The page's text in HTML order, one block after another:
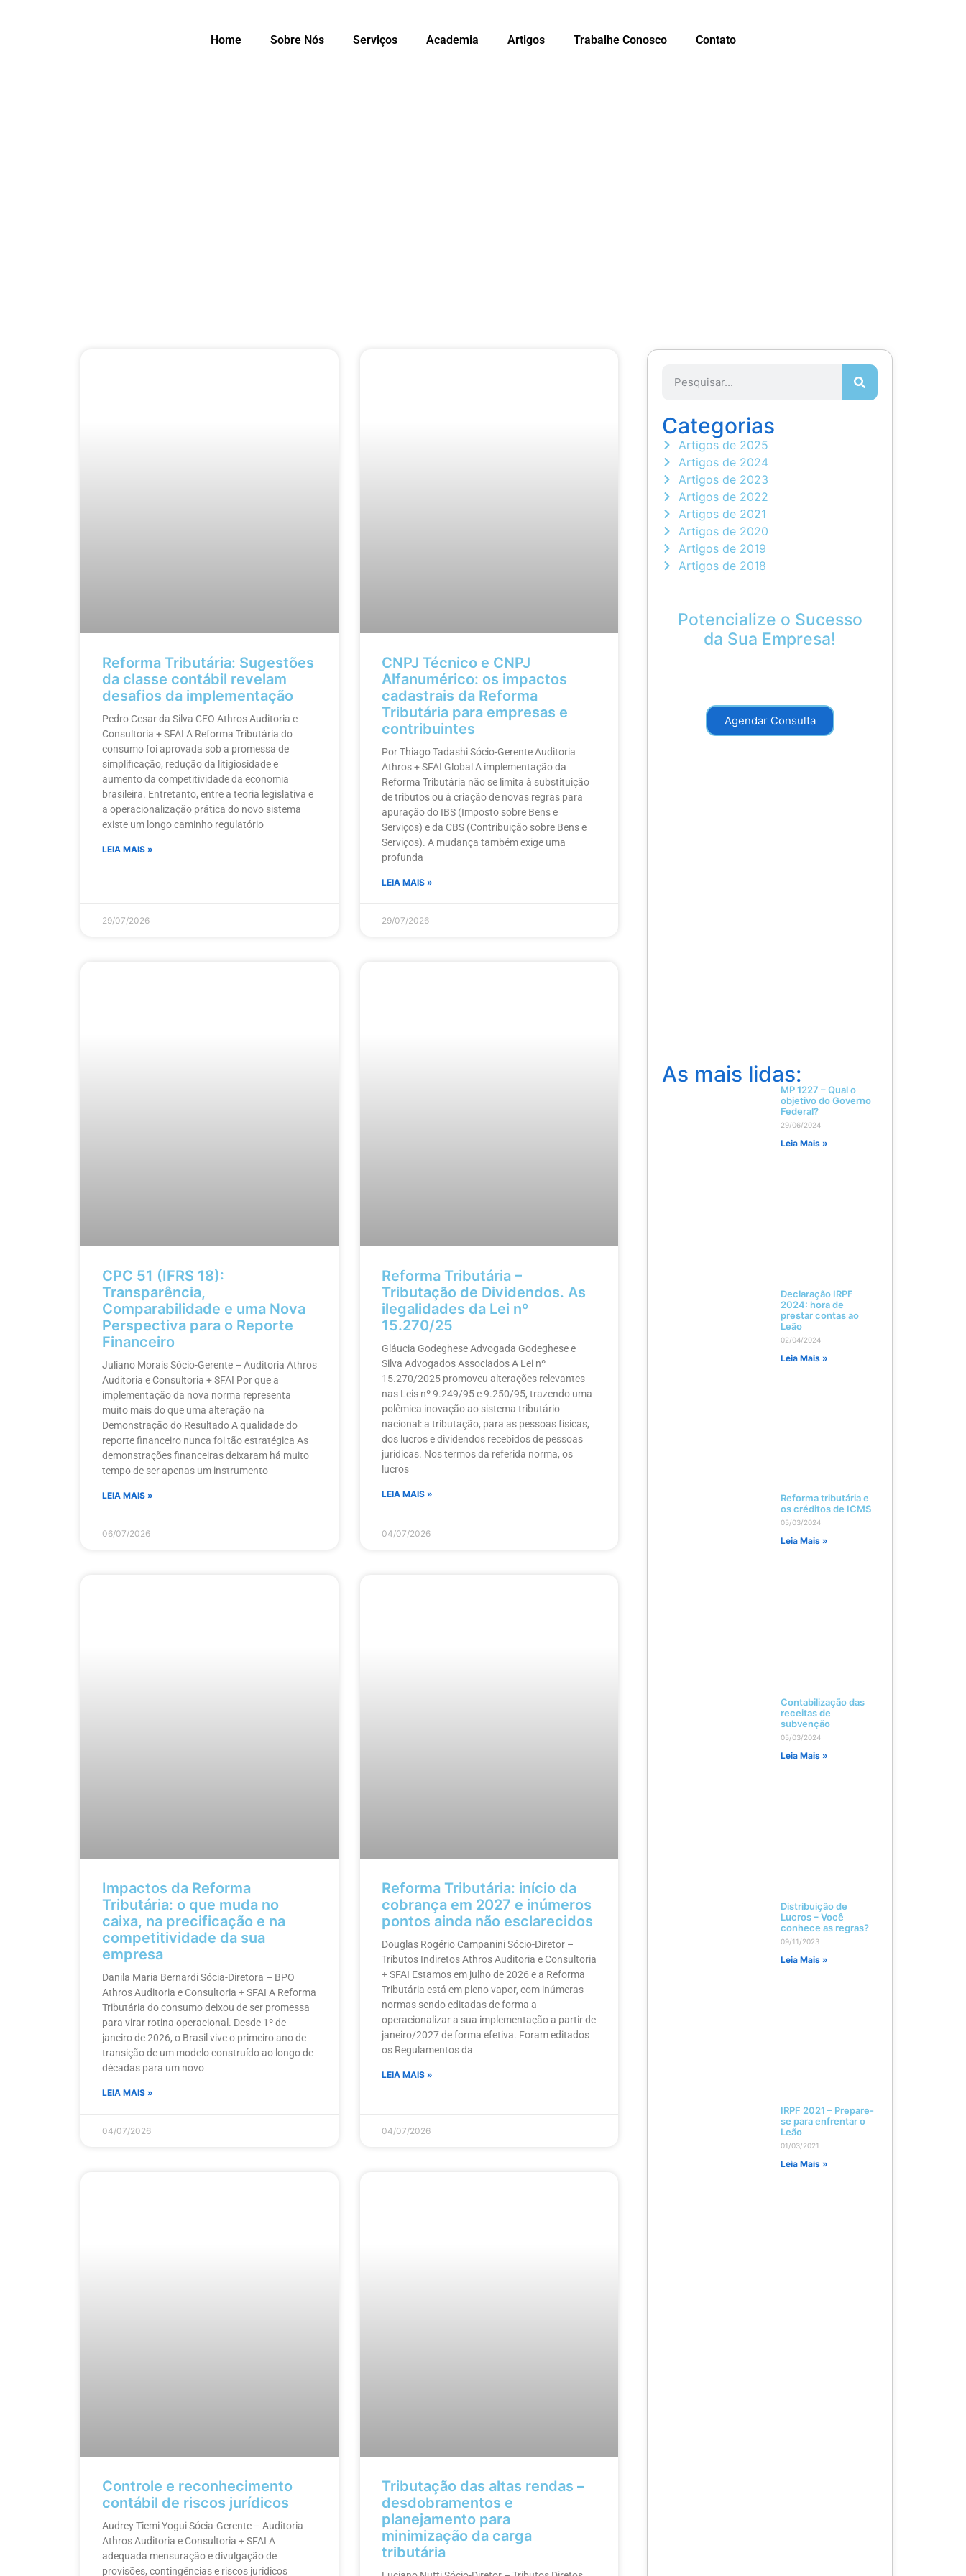
Home Sobre Nós Serviços Academia Artigos Trabalhe Conosco Contato
Reforma Tributária: Sugestões
da classe contábil revelam
desafios da implementação
Pedro Cesar da Silva CEO Athros Auditoria e
Consultoria + SFAI A Reforma Tributária do
consumo foi aprovada sob a promessa de
simplificação, redução da litigiosidade e
aumento da competitividade da economia
brasileira. Entretanto, entre a teoria legislativa e
a operacionalização prática do novo sistema
existe um longo caminho regulatório
LEIA MAIS »
29/07/2026
CNPJ Técnico e CNPJ
Alfanumérico: os impactos
cadastrais da Reforma
Tributária para empresas e
contribuintes
Por Thiago Tadashi Sócio-Gerente Auditoria
Athros + SFAI Global A implementação da
Reforma Tributária não se limita à substituição
de tributos ou à criação de novas regras para
apuração do IBS (Imposto sobre Bens e
Serviços) e da CBS (Contribuição sobre Bens e
Serviços). A mudança também exige uma
profunda
LEIA MAIS »
29/07/2026
CPC 51 (IFRS 18):
Transparência,
Comparabilidade e uma Nova
Perspectiva para o Reporte
Financeiro
Juliano Morais Sócio-Gerente – Auditoria Athros
Auditoria e Consultoria + SFAI Por que a
implementação da nova norma representa
muito mais do que uma alteração na
Demonstração do Resultado A qualidade do
reporte financeiro nunca foi tão estratégica As
demonstrações financeiras deixaram há muito
tempo de ser apenas um instrumento
LEIA MAIS »
06/07/2026
Reforma Tributária –
Tributação de Dividendos. As
ilegalidades da Lei nº
15.270/25
Gláucia Godeghese Advogada Godeghese e
Silva Advogados Associados A Lei nº
15.270/2025 promoveu alterações relevantes
nas Leis nº 9.249/95 e 9.250/95, trazendo uma
polêmica inovação ao sistema tributário
nacional: a tributação, para as pessoas físicas,
dos lucros e dividendos recebidos de pessoas
jurídicas. Nos termos da referida norma, os
lucros
LEIA MAIS »
04/07/2026
Impactos da Reforma
Tributária: o que muda no
caixa, na precificação e na
competitividade da sua
empresa
Danila Maria Bernardi Sócia-Diretora – BPO
Athros Auditoria e Consultoria + SFAI A Reforma
Tributária do consumo deixou de ser promessa
para virar rotina operacional. Desde 1º de
janeiro de 2026, o Brasil vive o primeiro ano de
transição de um modelo construído ao longo de
décadas para um novo
LEIA MAIS »
04/07/2026
Reforma Tributária: início da
cobrança em 2027 e inúmeros
pontos ainda não esclarecidos
Douglas Rogério Campanini Sócio-Diretor –
Tributos Indiretos Athros Auditoria e Consultoria
+ SFAI Estamos em julho de 2026 e a Reforma
Tributária está em pleno vapor, com inúmeras
normas sendo editadas de forma a
operacionalizar a sua implementação a partir de
janeiro/2027 de forma efetiva. Foram editados
os Regulamentos da
LEIA MAIS »
04/07/2026
Controle e reconhecimento
contábil de riscos jurídicos
Audrey Tiemi Yogui Sócia-Gerente – Auditoria
Athros Auditoria e Consultoria + SFAI A
adequada mensuração e divulgação de
provisões, contingências e riscos jurídicos
Tributação das altas rendas –
desdobramentos e
planejamento para
minimização da carga
tributária
Categorias
Artigos de 2025
Artigos de 2024
Artigos de 2023
Artigos de 2022
Artigos de 2021
Artigos de 2020
Artigos de 2019
Artigos de 2018
Potencialize o Sucesso
da Sua Empresa!
Agendar Consulta
As mais lidas:
MP 1227 – Qual o
objetivo do Governo
Federal?
29/06/2024
Leia Mais »
Declaração IRPF
2024: hora de
prestar contas ao
Leão
02/04/2024
Leia Mais »
Reforma tributária e
os créditos de ICMS
05/03/2024
Leia Mais »
Contabilização das
receitas de
subvenção
05/03/2024
Leia Mais »
Distribuição de
Lucros – Você
conhece as regras?
09/11/2023
Leia Mais »
IRPF 2021 – Prepare-
se para enfrentar o
Leão
01/03/2021
Leia Mais »